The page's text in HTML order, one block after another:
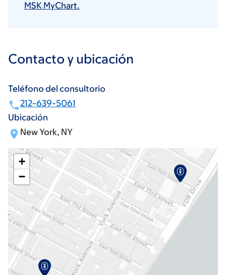
MSK MyChart.
Contacto y ubicación
Teléfono del consultorio
212-639-5061
Ubicación
New York, NY
+
−